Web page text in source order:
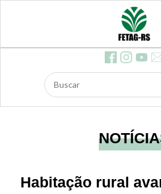
Habitação rural